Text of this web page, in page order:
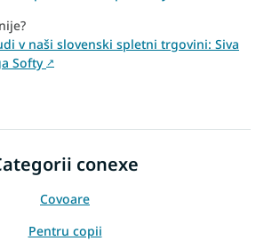
v naši slovenski spletni trgovini: Siva
Softy ↗
conexe
Covoare
Pentru copii